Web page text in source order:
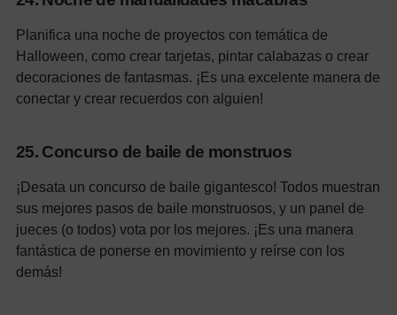
Planifica una noche de proyectos con temática de
Halloween, como crear tarjetas, pintar calabazas o crear
decoraciones de fantasmas. ¡Es una excelente manera de
conectar y crear recuerdos con alguien!
25. Concurso de baile de monstruos
¡Desata un concurso de baile gigantesco! Todos muestran
sus mejores pasos de baile monstruosos, y un panel de
jueces (o todos) vota por los mejores. ¡Es una manera
fantástica de ponerse en movimiento y reírse con los
demás!